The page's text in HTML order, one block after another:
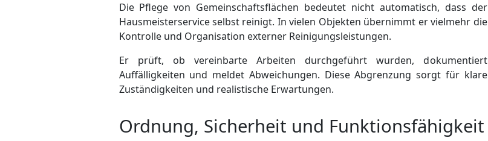
Die Pflege von Gemeinschaftsflächen bedeutet nicht automatisch, dass der
Hausmeisterservice selbst reinigt. In vielen Objekten übernimmt er vielmehr die
Kontrolle und Organisation externer Reinigungsleistungen.
Er prüft, ob vereinbarte Arbeiten durchgeführt wurden, dokumentiert
Auffälligkeiten und meldet Abweichungen. Diese Abgrenzung sorgt für klare
Zuständigkeiten und realistische Erwartungen.
Ordnung, Sicherheit und Funktionsfähigkeit